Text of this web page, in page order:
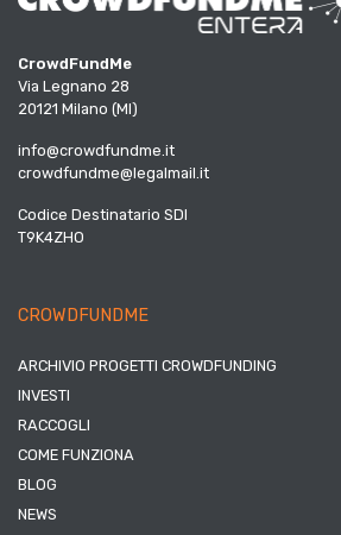
CrowdFundMe
Via Legnano 28
20121 Milano (MI)
info@crowdfundme.it
crowdfundme@legalmail.it
Codice Destinatario SDI
T9K4ZHO
CROWDFUNDME
ARCHIVIO PROGETTI CROWDFUNDING
INVESTI
RACCOGLI
COME FUNZIONA
BLOG
NEWS